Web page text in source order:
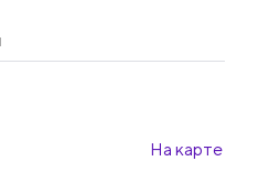
На карте